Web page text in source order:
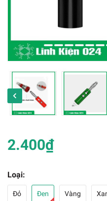
2.400₫
Loại:
Đỏ Đen Vàng